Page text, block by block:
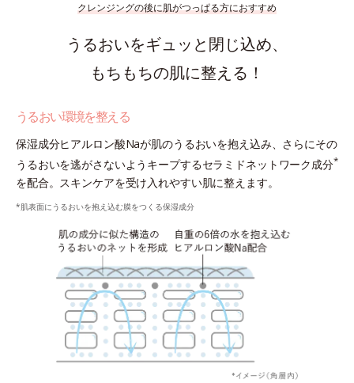
クレンジングの後に肌がつっぱる方におすすめ
うるおいをギュッと閉じ込め、
もちもちの肌に整える！
うるおい環境を整える
保湿成分ヒアルロン酸Naが肌のうるおいを抱え込み、さらにその
うるおいを逃がさないようキープするセラミドネットワーク成分*
を配合。スキンケアを受け入れやすい肌に整えます。
*肌表面にうるおいを抱え込む膜をつくる保湿成分